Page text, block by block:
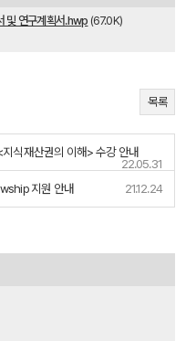
및 연구계획서.hwp (67.0K)
목록
식재산권의 이해> 수강 안내
22.05.31
지원 안내 21.12.24